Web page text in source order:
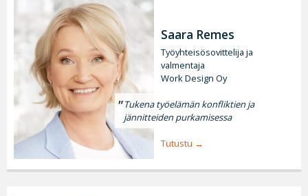
Saara Remes
Työyhteisösovittelija ja
valmentaja
Work Design Oy
Tukena työelämän konfliktien ja
jännitteiden purkamisessa
Tutustu